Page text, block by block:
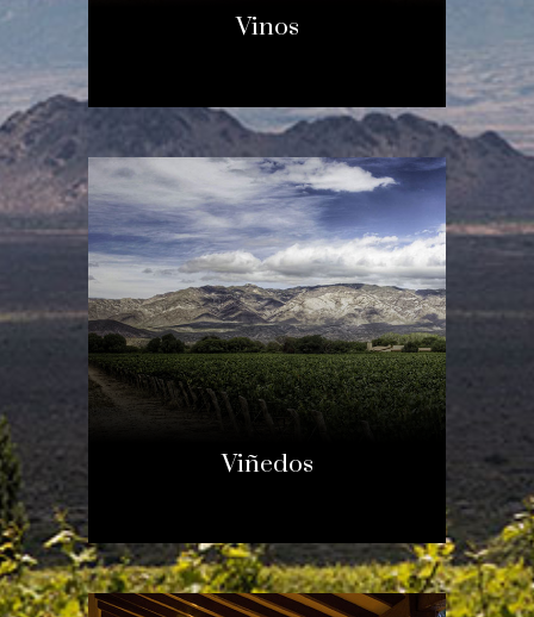
Vinos
Viñedos